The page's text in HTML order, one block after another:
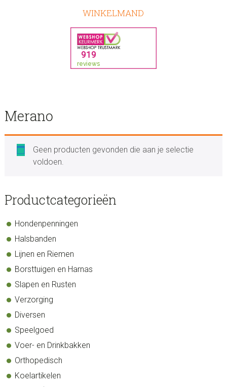
WINKELMAND
Merano
Geen producten gevonden die aan je selectie
voldoen.
sidebar
Store
Productcategorieën
Hondenpenningen
Halsbanden
Lijnen en Riemen
Borsttuigen en Harnas
Slapen en Rusten
Verzorging
Diversen
Speelgoed
Voer- en Drinkbakken
Orthopedisch
Koelartikelen